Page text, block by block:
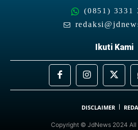
(0851) 3331
Ikuti Kami
DISCLAIMER
Copyright © JdNews 2024 All